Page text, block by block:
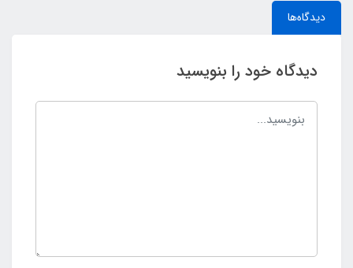
دیدگاه‌ها
دیدگاه خود را بنویسید